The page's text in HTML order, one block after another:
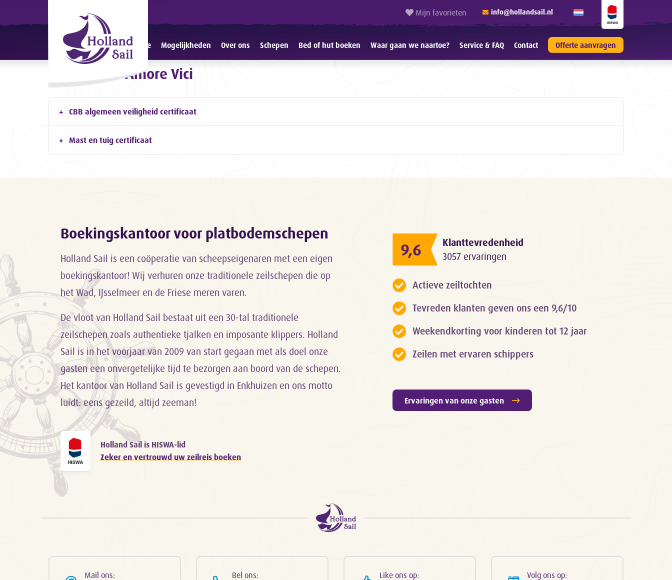
Mijn favorieten info@hollandsail.nl
Home Mogelijkheden Over ons Schepen Bed of hut boeken Waar gaan we naartoe? Service & FAQ Contact Offerte aanvragen
Certificaten Amore Vici
CBB algemeen veiligheid certificaat
Mast en tuig certificaat
Boekingskantoor voor platbodemschepen
Holland Sail is een coöperatie van scheepseigenaren met een eigen
boekingskantoor! Wij verhuren onze traditionele zeilschepen die op
het Wad, IJsselmeer en de Friese meren varen.
De vloot van Holland Sail bestaat uit een 30-tal traditionele
zeilschepen zoals authentieke tjalken en imposante klippers. Holland
Sail is in het voorjaar van 2009 van start gegaan met als doel onze
gasten een onvergetelijke tijd te bezorgen aan boord van de schepen.
Het kantoor van Holland Sail is gevestigd in Enkhuizen en ons motto
luidt: eens gezeild, altijd zeeman!
Holland Sail is HISWA-lid
Zeker en vertrouwd uw zeilreis boeken
9,6
Klanttevredenheid
3057 ervaringen
Actieve zeiltochten
Tevreden klanten geven ons een 9,6/10
Weekendkorting voor kinderen tot 12 jaar
Zeilen met ervaren schippers
Ervaringen van onze gasten
Mail ons:
Bel ons:
Like ons op:
Volg ons op: